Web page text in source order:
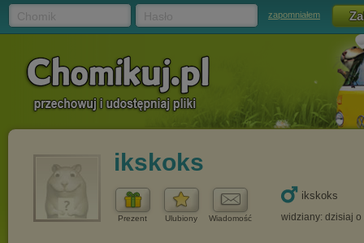
zapomniałem
ikskoks
Prezent Ulubiony Wiadomość
ikskoks
widziany: dzisiaj o